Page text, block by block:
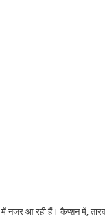
में नजर आ रही हैं। कैप्शन में,